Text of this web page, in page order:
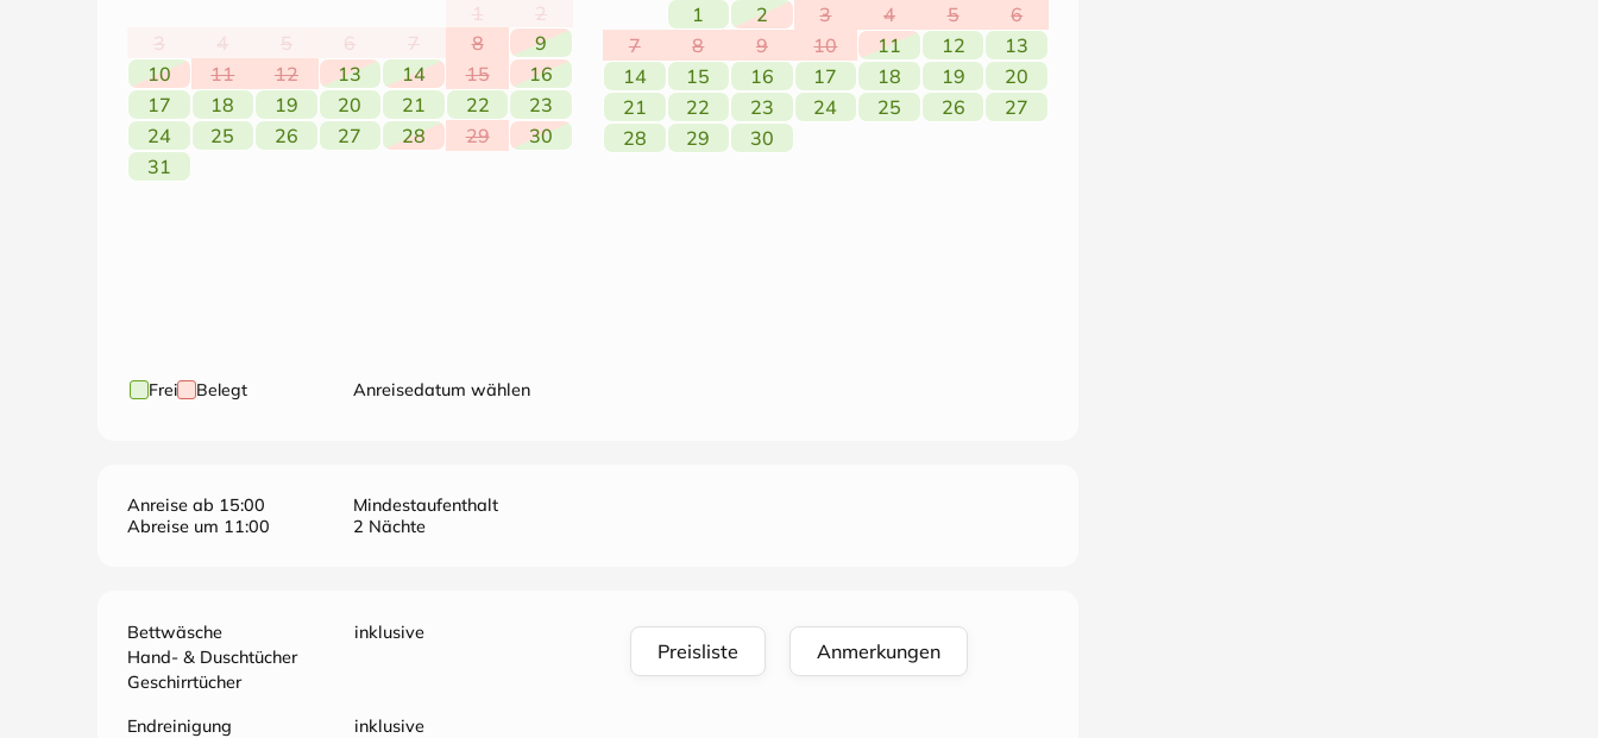
1
2
3
4 5 6 7 8
9
10
11 12 13 14 15
16
17
18 19 20 21 22
23
24
25 26 27 28 29
30
31
1
2 3 4 5
6
7
8 9 10 11 12
13
14
15 16 17 18 19
20
21
22 23 24 25 26
27
28
29 30
Frei Belegt Anreisedatum wählen
Anreise ab 15:00
Abreise um 11:00
Mindestaufenthalt
2 Nächte
Bettwäsche
Hand- & Duschtücher
Geschirrtücher
inklusive
Endreinigung inklusive
Preisliste Anmerkungen